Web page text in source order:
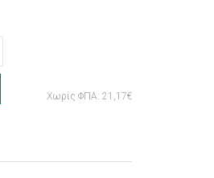
Χωρίς ΦΠΑ: 21,17€